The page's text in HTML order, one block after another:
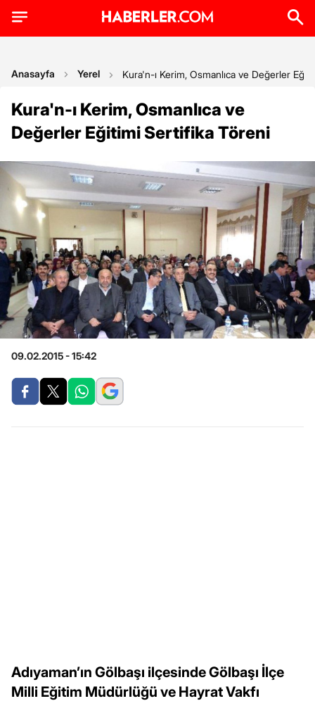
Anasayfa Yerel Kura'n-ı Kerim, Osmanlıca ve Değerler
Kura'n-ı Kerim, Osmanlıca ve
Değerler Eğitimi Sertifika Töreni
09.02.2015 - 15:42
Adıyaman’ın Gölbaşı ilçesinde Gölbaşı İlçe
Milli Eğitim Müdürlüğü ve Hayrat Vakfı